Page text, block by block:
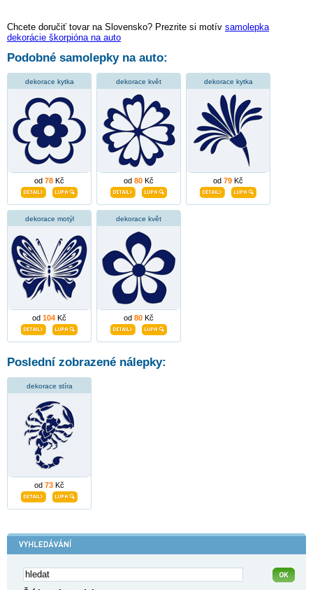
Chcete doručiť tovar na Slovensko? Prezrite si motív samolepka
dekorácie škorpióna na auto
Podobné samolepky na auto:
dekorace kytka
od 78 Kč
dekorace květ
od 80 Kč
dekorace kytka
od 79 Kč
dekorace motýl
od 104 Kč
dekorace květ
od 80 Kč
Poslední zobrazené nálepky:
dekorace stíra
od 73 Kč